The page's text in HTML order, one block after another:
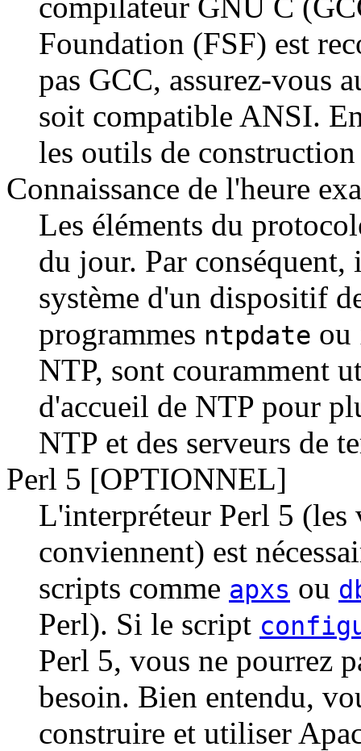
Foundation (FSF) est
pas GCC, assurez-vous
soit compatible ANSI.
les outils de
Connaissance de l'heure
Les éléments du
du jour. Par conséquent,
système d'un dispositif
programmes ntpdate ou
NTP, sont couramment
d'accueil de NTP pour
NTP et des serveurs de
Perl 5 [OPTIONNEL]
L'interpréteur Perl 5 (les
conviennent) est
scripts comme apxs ou
Perl). Si le script
Perl 5, vous ne pourrez
besoin. Bien entendu,
construire et utiliser